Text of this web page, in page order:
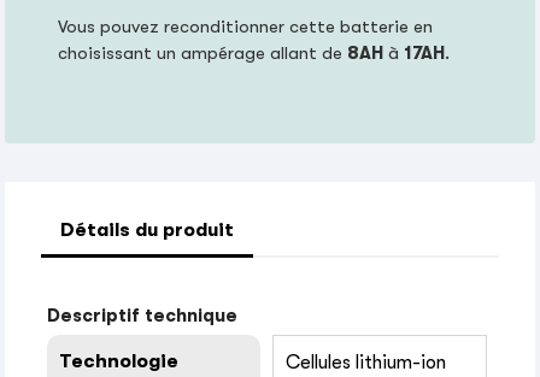
Vous pouvez reconditionner cette batterie en
choisissant un ampérage allant de 8AH à 17AH.
Détails du produit
Descriptif technique
Technologie Cellules lithium-ion